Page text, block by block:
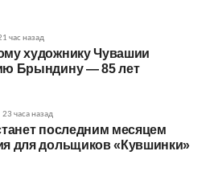
час назад
художнику Чувашии
Брындину — 85 лет
23 часа назад
последним месяцем
для дольщиков «Кувшинки»